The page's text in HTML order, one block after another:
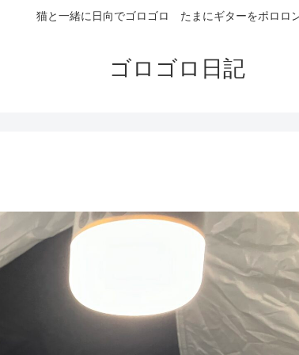
猫と一緒に日向でゴロゴロ たまにギターをポロロ
ゴロゴロ日記